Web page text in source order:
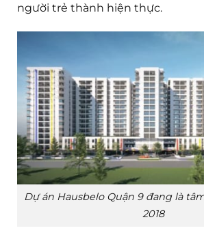
người trẻ thành hiện thực.
Dự án Hausbelo Quận 9 đang là
2018